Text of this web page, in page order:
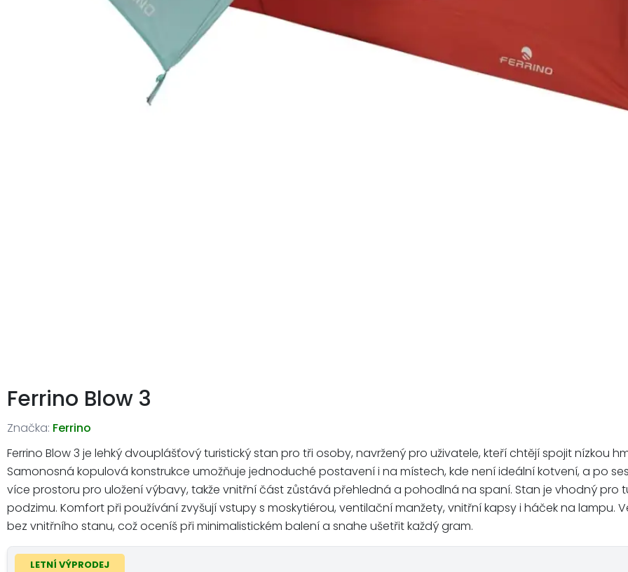
Ferrino Blow 3
Značka: Ferrino
Ferrino Blow 3 je lehký dvouplášťový turistický stan pro tři osoby, navržený pro uživatele, kteří chtějí spojit nízkou
Samonosná kopulová konstrukce umožňuje jednoduché postavení i na místech, kde není ideální kotvení, a po
více prostoru pro uložení výbavy, takže vnitřní část zůstává přehledná a pohodlná na spaní. Stan je vhodný
podzimu. Komfort při používání zvyšují vstupy s moskytiérou, ventilační manžety, vnitřní kapsy i háček na
bez vnitřního stanu, což oceníš při minimalistickém balení a snahe ušetřit každý gram.
LETNÍ VÝPRODEJ